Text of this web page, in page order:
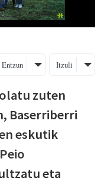
Entzun Itzuli
zuten
Baserriberri
eskutik
eta